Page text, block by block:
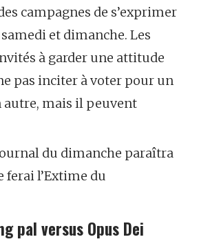
campagnes de s’exprimer
et dimanche. Les
à garder une attitude
pas inciter à voter pour un
autre, mais il peuvent
du dimanche paraîtra
ferai l’Extime du
pal versus Opus Dei